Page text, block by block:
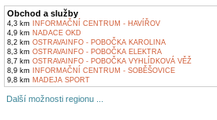
Obchod a služby
4,3 km INFORMAČNÍ CENTRUM - HAVÍŘOV
4,9 km NADACE OKD
8,2 km OSTRAVAINFO - POBOČKA KAROLINA
8,3 km OSTRAVAINFO - POBOČKA ELEKTRA
8,7 km OSTRAVAINFO - POBOČKA VYHLÍDKOVÁ VĚŽ
8,9 km INFORMAČNÍ CENTRUM - SOBĚŠOVICE
9,8 km MADEJA SPORT
Další možnosti regionu ...